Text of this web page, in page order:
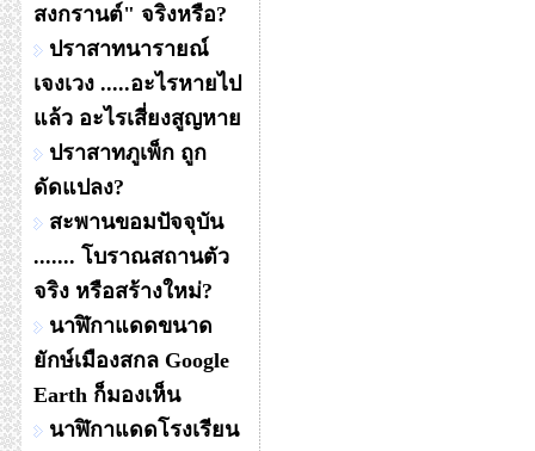
สงกรานต์" จริงหรือ?
ปราสาทนารายณ์
เจงเวง .....อะไรหายไป
แล้ว อะไรเสี่ยงสูญหาย
ปราสาทภูเพ็ก ถูก
ดัดแปลง?
สะพานขอมปัจจุบัน
....... โบราณสถานตัว
จริง หรือสร้างใหม่?
นาฬิกาแดดขนาด
ยักษ์เมืองสกล Google
Earth ก็มองเห็น
นาฬิกาแดดโรงเรียน